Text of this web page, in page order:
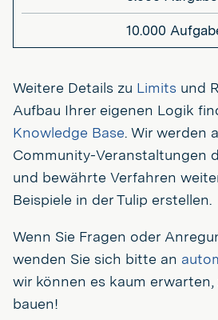
10.000
Weitere Details zu Limits und
Aufbau Ihrer eigenen Logik
Knowledge Base. Wir werden
Community-Veranstaltungen
und bewährte Verfahren
Beispiele in der Tulip erstellen.
Wenn Sie Fragen oder
wenden Sie sich bitte an
wir können es kaum erwarten,
bauen!